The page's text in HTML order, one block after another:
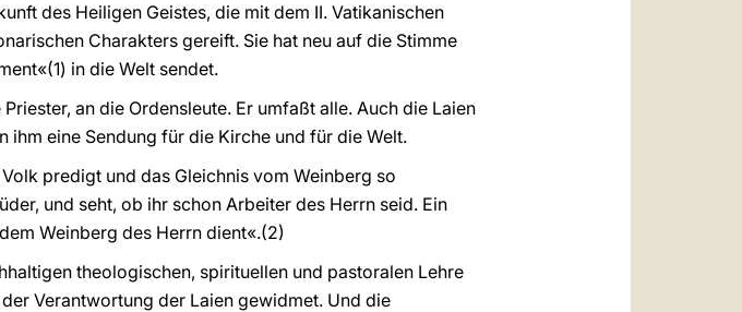
des Heiligen Geistes, die mit dem II. Vatikanischen
Charakters gereift. Sie hat neu auf die Stimme
in die Welt sendet.
an die Ordensleute. Er umfaßt alle. Auch die Laien
eine Sendung für die Kirche und für die Welt.
predigt und das Gleichnis vom Weinberg so
und seht, ob ihr schon Arbeiter des Herrn seid. Ein
Weinberg des Herrn dient«.(2)
theologischen, spirituellen und pastoralen Lehre
Verantwortung der Laien gewidmet. Und die